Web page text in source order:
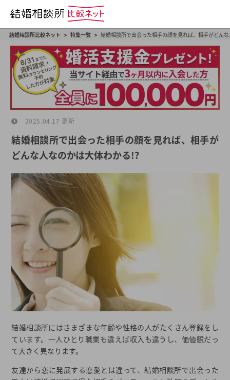
結婚相談所比較ネット > 特集一覧 > 結婚相談所で出会った相手の顔を見れば、相手がどん
2025.04.17 更新
結婚相談所で出会った相手の顔を見れば、相手が
どんな人なのかは大体わかる!?
結婚相談所にはさまざまな年齢や性格の人がたくさん登録をし
ています。一人ひとり職業も違えば収入も違うし、価値観だっ
て大きく異なります。
友達から恋に発展する恋愛とは違って、結婚相談所で出会った